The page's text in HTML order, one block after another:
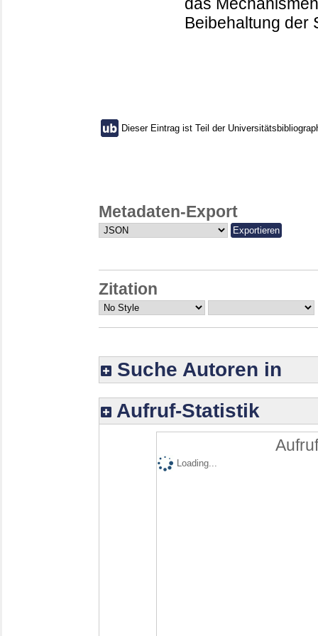
Beibehaltung der
Dieser Eintrag ist Teil der
Metadaten-Export
Zitation
Suche Autoren in
Aufruf-Statistik
Loading...